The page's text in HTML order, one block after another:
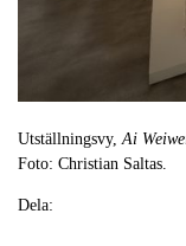
Utställningsvy,Ai
Foto: Christian Saltas.
Dela: